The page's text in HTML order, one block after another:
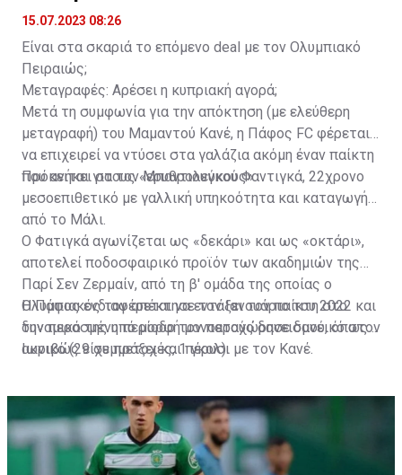
15.07.2023 08:26
Είναι στα σκαριά το επόμενο deal με τον Ολυμπιακό
Πειραιώς;
Μεταγραφές: Αρέσει η κυπριακή αγορά;
Μετά τη συμφωνία για την απόκτηση (με ελεύθερη
μεταγραφή) του Μαμαντού Κανέ, η Πάφος FC φέρεται
να επιχειρεί να ντύσει στα γαλάζια ακόμη έναν παίκτη
που ανήκει στους «ερυθρολεύκους».
Πρόκειται για τον Μπαντιουγκού Φαντιγκά, 22χρονο
μεσοεπιθετικό με γαλλική υπηκοότητα και καταγωγή
από το Μάλι.
Ο Φατιγκά αγωνίζεται ως «δεκάρι» και ως «οκτάρι»,
αποτελεί ποδοσφαιρικό προϊόν των ακαδημιών της
Παρί Σεν Ζερμαίν, από τη β' ομάδα της οποίας ο
Ολυμπιακός τον απέκτησε τον Ιανουάριο του 2022 και
την περασμένη περίοδο τον παραχώρησε δανεικό στον
Ιωνικό (29 συμμετοχές, 1 γκολ).
Η Πάφος ενδιαφέρεται να εντάξει τον παίκτη στο
δυναμικό της υπό μορφή μονοετούς δανεισμού, όπως
ακριβώς είχε πράξει και πέρυσι με τον Κανέ.